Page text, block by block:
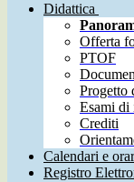
Didattica
Offerta
PTOF
Progetto
Esami di
Crediti
Calendari e
Registro